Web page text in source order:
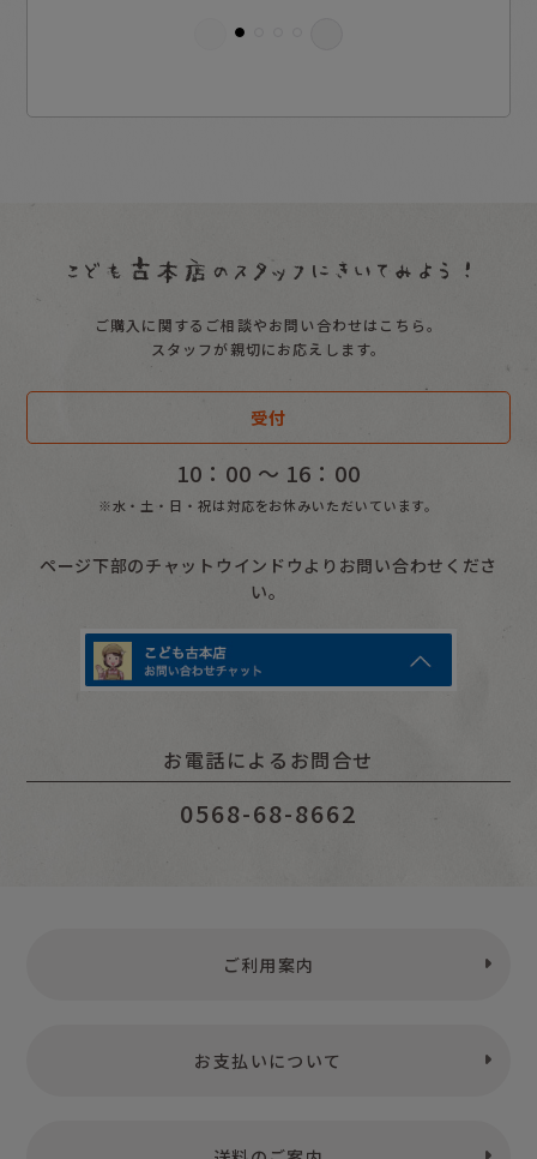
ご購入に関するご相談やお問い合わせはこちら。
スタッフが親切にお応えします。
受付
10：00 〜 16：00
※水・土・日・祝は対応をお休みいただいています。
ページ下部のチャットウインドウよりお問い合わせくださ
い。
お電話によるお問合せ
0568-68-8662
ご利用案内
お支払いについて